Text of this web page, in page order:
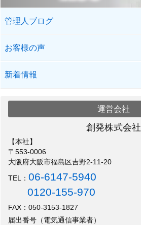
管理人ブログ
お客様の声
新着情報
運営会社
創発株式会社
【本社】
〒553-0006
大阪府大阪市福島区吉野2-11-20
TEL：06-6147-5940
0120-155-970
FAX：050-3153-1827
届出番号（電気通信事業者）